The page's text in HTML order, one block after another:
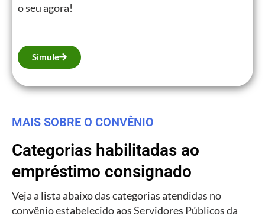
o seu agora!
Simule
MAIS SOBRE O CONVÊNIO
Categorias habilitadas ao
empréstimo consignado
Veja a lista abaixo das categorias atendidas no
convênio estabelecido aos Servidores Públicos da